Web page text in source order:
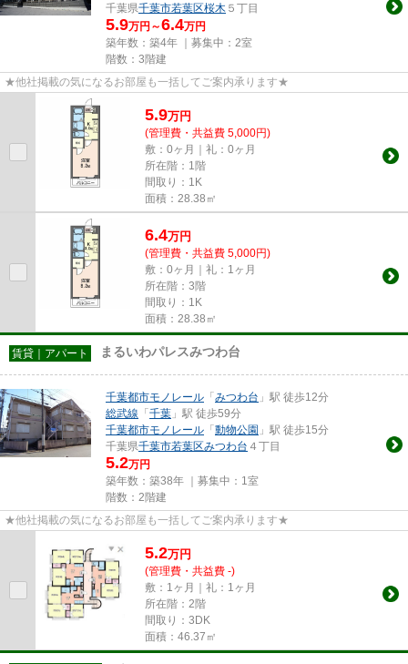
千葉県千葉市若葉区桜木 ５丁目
5.9万円～6.4万円
築年数：築4年 ｜募集中： 2室
階数：3階建
★他社掲載の気になるお部屋も一括してご案内承ります★
5.9万円
(管理費・共益費 5,000円)
敷：0ヶ月｜礼：0ヶ月
所在階：1階
間取り：1K
面積：28.38㎡
6.4万円
(管理費・共益費 5,000円)
敷：0ヶ月｜礼：1ヶ月
所在階：3階
間取り：1K
面積：28.38㎡
賃貸｜アパート まるいわパレスみつわ台
千葉都市モノレール 「 みつわ台 」駅 徒歩12分
総武線 「 千葉 」駅 徒歩59分
千葉都市モノレール 「 動物公園 」駅 徒歩15分
千葉県千葉市若葉区みつわ台 ４丁目
5.2万円
築年数：築38年 ｜募集中： 1室
階数：2階建
★他社掲載の気になるお部屋も一括してご案内承ります★
5.2万円
(管理費・共益費 -)
敷：1ヶ月｜礼：1ヶ月
所在階：2階
間取り：3DK
面積：46.37㎡